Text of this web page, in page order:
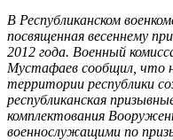
В Республиканском
посвященная весеннему
2012 года. Военный
Мустафаев сообщил, что
территории республики
республиканская
комплектования
военнослужащими по